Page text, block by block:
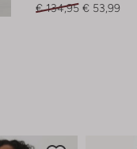
€ 134,95 € 53,99